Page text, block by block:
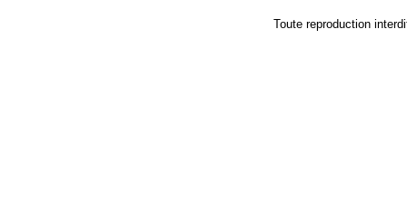
Toute reproduction